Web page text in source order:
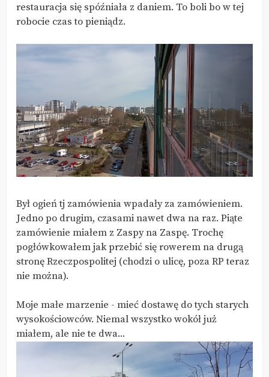
restauracja się spóźniała z daniem. To boli bo w tej
robocie czas to pieniądz.
Był ogień tj zamówienia wpadały za zamówieniem.
Jedno po drugim, czasami nawet dwa na raz. Piąte
zamówienie miałem z Zaspy na Zaspę. Trochę
pogłówkowałem jak przebić się rowerem na drugą
stronę Rzeczpospolitej (chodzi o ulicę, poza RP teraz
nie można).
Moje małe marzenie - mieć dostawę do tych starych
wysokościowców. Niemal wszystko wokół już
miałem, ale nie te dwa...